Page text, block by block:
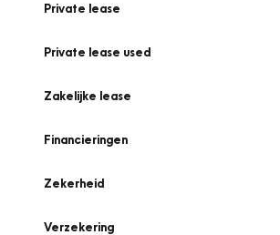
Private lease
Private lease used
Zakelijke lease
Financieringen
Zekerheid
Verzekering